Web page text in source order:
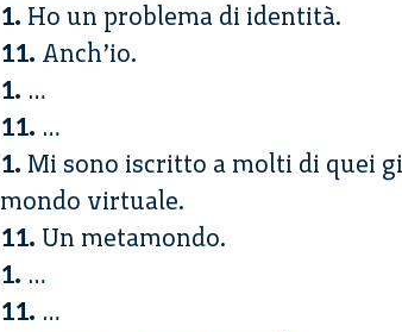
1. Ho un problema di identità.
11. Anch’io.
1. …
11. …
1. Mi sono iscritto a molti di quei
mondo virtuale.
11. Un metamondo.
1. …
11. …